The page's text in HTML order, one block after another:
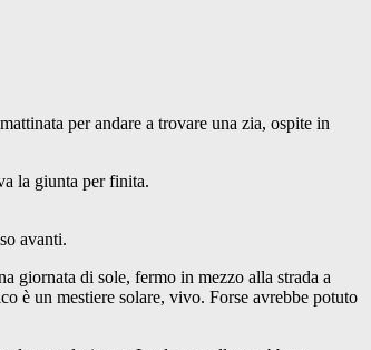
per andare a trovare una zia, ospite in
la giunta per finita.
avanti.
giornata di sole, fermo in mezzo alla strada a
è un mestiere solare, vivo. Forse avrebbe potuto